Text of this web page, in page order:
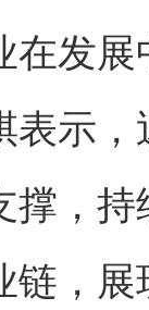
在发展
表示，
撑，持
链，